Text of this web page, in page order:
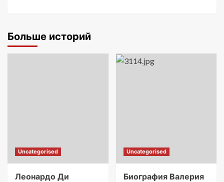
Больше историй
Uncategorised
Леонардо Ди
Uncategorised
Биография Валерия